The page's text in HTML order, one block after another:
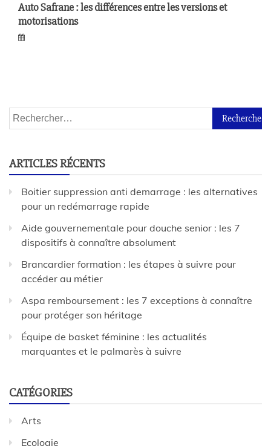
Auto Safrane : les différences entre les versions et
motorisations
ARTICLES RÉCENTS
Boitier suppression anti demarrage : les alternatives
pour un redémarrage rapide
Aide gouvernementale pour douche senior : les 7
dispositifs à connaître absolument
Brancardier formation : les étapes à suivre pour
accéder au métier
Aspa remboursement : les 7 exceptions à connaître
pour protéger son héritage
Équipe de basket féminine : les actualités
marquantes et le palmarès à suivre
CATÉGORIES
Arts
Ecologie